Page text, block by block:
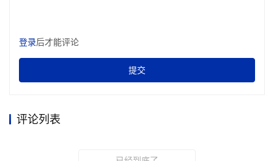
Cache加载方式需在计算开始前一次性加载整个会话的KV快
照，总耗时为KV Cache数据加载时间与计算时间之和，而
WQS则利用模型逐层计算的时间窗口，在GPU计算第i层KV
加载完毕，让IO延迟被完全隐藏在GPU计算时间内，系统总
登录后才能评论
提交
评论列表